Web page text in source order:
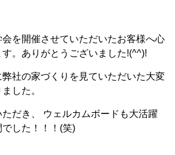
を開催させていただいたお客様へ心
。ありがとうございました!(^^)!
社の家づくりを見ていただいた大変
した。
だき、 ウェルカムボードも大活躍
した！！！(笑)